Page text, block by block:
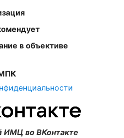
в объективе
ИМЦ во ВКонтакте